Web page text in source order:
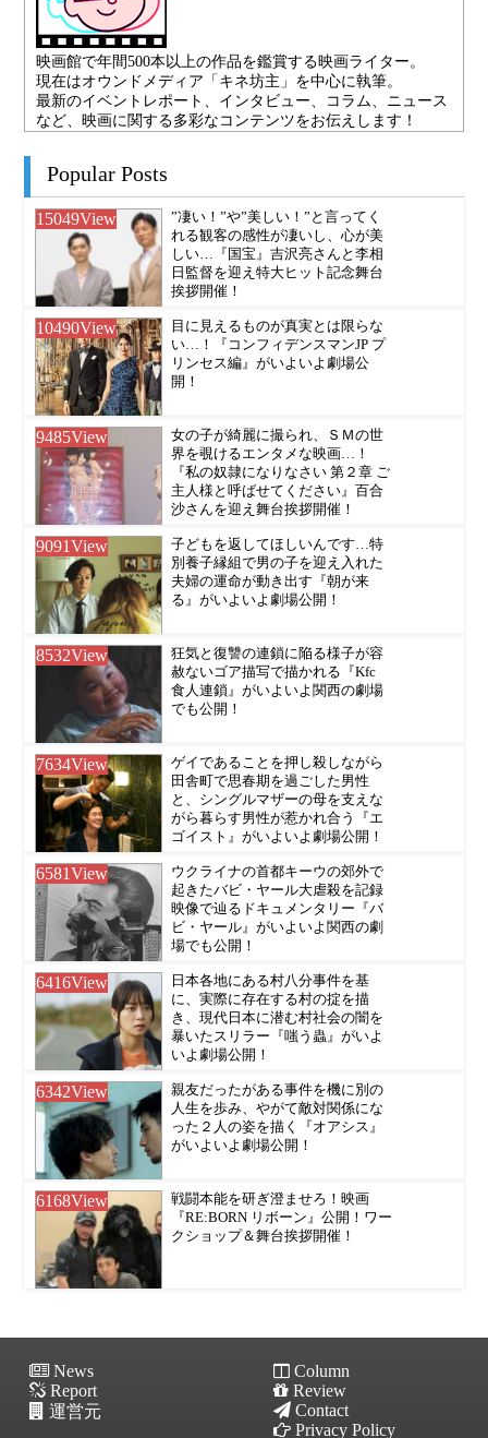
映画館で年間500本以上の作品を鑑賞する映画ライター。
現在はオウンドメディア「キネ坊主」を中心に執筆。
最新のイベントレポート、インタビュー、コラム、ニュース
など、映画に関する多彩なコンテンツをお伝えします！
Popular Posts
15049View
”凄い！”や”美しい！”と言ってく
れる観客の感性が凄いし、心が美
しい…『国宝』吉沢亮さんと李相
日監督を迎え特大ヒット記念舞台
挨拶開催！
10490View
目に見えるものが真実とは限らな
い…！『コンフィデンスマンJP プ
リンセス編』がいよいよ劇場公
開！
9485View
女の子が綺麗に撮られ、ＳＭの世
界を覗けるエンタメな映画…！
『私の奴隷になりなさい 第２章 ご
主人様と呼ばせてください』百合
沙さんを迎え舞台挨拶開催！
9091View
子どもを返してほしいんです…特
別養子縁組で男の子を迎え入れた
夫婦の運命が動き出す『朝が来
る』がいよいよ劇場公開！
8532View
狂気と復讐の連鎖に陥る様子が容
赦ないゴア描写で描かれる『Kfc
食人連鎖』がいよいよ関西の劇場
でも公開！
7634View
ゲイであることを押し殺しながら
田舎町で思春期を過ごした男性
と、シングルマザーの母を支えな
がら暮らす男性が惹かれ合う『エ
ゴイスト』がいよいよ劇場公開！
6581View
ウクライナの首都キーウの郊外で
起きたバビ・ヤール大虐殺を記録
映像で辿るドキュメンタリー『バ
ビ・ヤール』がいよいよ関西の劇
場でも公開！
6416View
日本各地にある村八分事件を基
に、実際に存在する村の掟を描
き、現代日本に潜む村社会の闇を
暴いたスリラー『嗤う蟲』がいよ
いよ劇場公開！
6342View
親友だったがある事件を機に別の
人生を歩み、やがて敵対関係にな
った２人の姿を描く『オアシス』
がいよいよ劇場公開！
6168View
戦闘本能を研ぎ澄ませろ！映画
『RE:BORN リボーン』公開！ワー
クショップ＆舞台挨拶開催！
News
Column
Report
Review
運営元
Contact
Privacy Policy